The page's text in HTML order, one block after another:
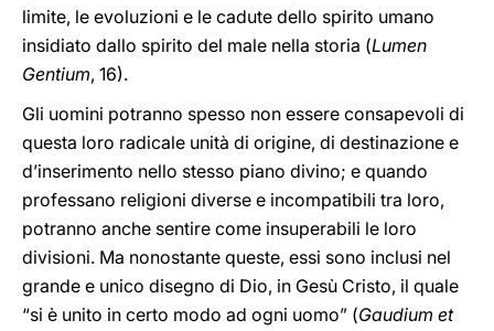
limite, le evoluzioni e le cadute dello spirito umano
insidiato dallo spirito del male nella storia (Lumen
Gentium, 16).
Gli uomini potranno spesso non essere consapevoli di
questa loro radicale unità di origine, di destinazione e
d’inserimento nello stesso piano divino; e quando
professano religioni diverse e incompatibili tra loro,
potranno anche sentire come insuperabili le loro
divisioni. Ma nonostante queste, essi sono inclusi nel
grande e unico disegno di Dio, in Gesù Cristo, il quale
“si è unito in certo modo ad ogni uomo” (Gaudium et